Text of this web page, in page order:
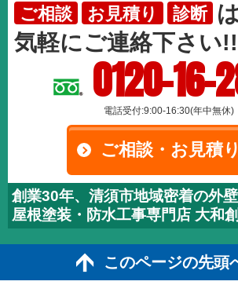
ご相談 お見積り 診断 は
気軽にご連絡下さい!!
0120-16-
電話受付:9:00-16:30(年中無休)
ご相談・お見積
創業30年、清須市地域密着の外壁
屋根塗装・防水工事専門店 大和
このページの先頭